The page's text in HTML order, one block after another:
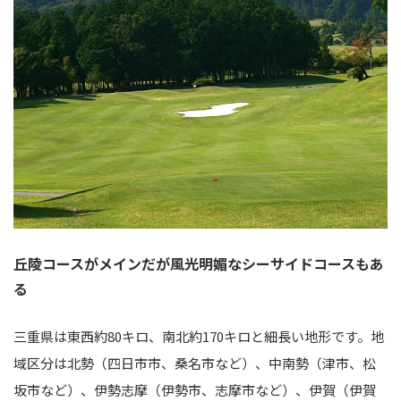
丘陵コースがメインだが風光明媚なシーサイドコースもあ
る
三重県は東西約80キロ、南北約170キロと細長い地形です。地
域区分は北勢（四日市市、桑名市など）、中南勢（津市、松
坂市など）、伊勢志摩（伊勢市、志摩市など）、伊賀（伊賀